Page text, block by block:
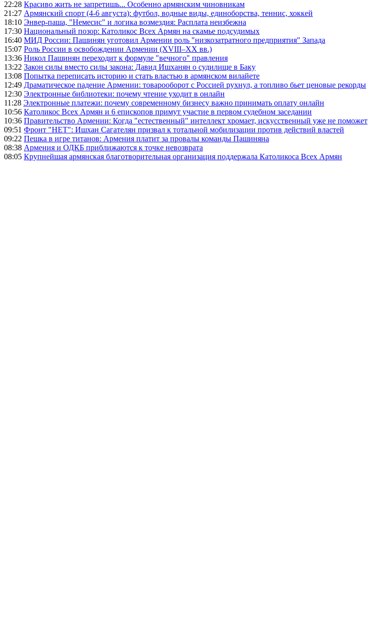
22:28 Красиво жить не запретишь... Особенно армянским чиновникам
21:27 Армянский спорт (4-6 августа): футбол, водные виды, единоборства, теннис, хоккей
18:10 Энвер-паша, "Немесис" и логика возмездия: Расплата неизбежна
17:30 Национальный позор: Католикос Всех Армян на скамье подсудимых
16:40 МИД России: Пашинян уготовил Армении роль "низкозатратного предприятия" Запада
15:07 Роль России в освобождении Армении (XVIII–XX вв.)
13:36 Никол Пашинян переходит к формуле "вечного" правления
13:22 Закон силы вместо силы закона: Давид Ишханян о судилище в Баку
13:08 Попытка переписать историю и стать властью в армянском вилайете
12:49 Драматическое падение Армении: товарооборот с Россией рухнул, а топливо бьет ценовые рекорды
12:30 Электронные библиотеки: почему чтение уходит в онлайн
11:28 Электронные платежи: почему современному бизнесу важно принимать оплату онлайн
10:56 Католикос Всех Армян и 6 епископов примут участие в первом судебном заседании
10:36 Правительство Армении: Когда "естественный" интеллект хромает, искусственный уже не поможет
09:51 Фронт "НЕТ": Ишхан Сагателян призвал к тотальной мобилизации против действий властей
09:22 Пешка в игре титанов: Армения платит за провалы команды Пашиняна
08:38 Армения и ОДКБ приближаются к точке невозврата
08:05 Крупнейшая армянская благотворительная организация поддержала Католикоса Всех Армян